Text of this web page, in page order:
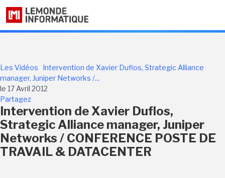
Les Vidéos
Intervention de Xavier Duflos, Strategic Alliance
manager, Juniper Networks /...
le 17 Avril 2012
Partagez
Intervention de Xavier Duflos,
Strategic Alliance manager, Juniper
Networks / CONFERENCE POSTE DE
TRAVAIL & DATACENTER